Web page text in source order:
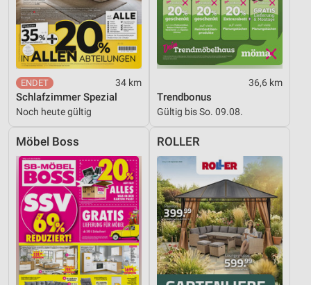
34 km
Schlafzimmer Spezial
Noch heute gültig
36,6 km
Trendbonus
Gültig bis So. 09.08.
Möbel Boss ROLLER